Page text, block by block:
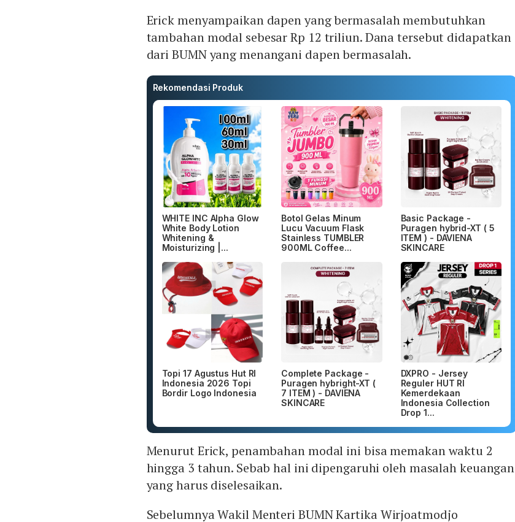
Erick menyampaikan dapen yang bermasalah membutuhkan
tambahan modal sebesar Rp 12 triliun. Dana tersebut didapatkan
dari BUMN yang menangani dapen bermasalah.
Rekomendasi Produk
WHITE INC Alpha Glow
White Body Lotion
Whitening &
Moisturizing |...
Botol Gelas Minum
Lucu Vacuum Flask
Stainless TUMBLER
900ML Coffee...
Basic Package -
Puragen hybrid-XT ( 5
ITEM ) - DAVIENA
SKINCARE
Topi 17 Agustus Hut RI
Indonesia 2026 Topi
Bordir Logo Indonesia
Complete Package -
Puragen hybright-XT (
7 ITEM ) - DAVIENA
SKINCARE
DXPRO - Jersey
Reguler HUT RI
Kemerdekaan
Indonesia Collection
Drop 1...
Menurut Erick, penambahan modal ini bisa memakan waktu 2
hingga 3 tahun. Sebab hal ini dipengaruhi oleh masalah keuangan
yang harus diselesaikan.
Sebelumnya Wakil Menteri BUMN Kartika Wirjoatmodjo